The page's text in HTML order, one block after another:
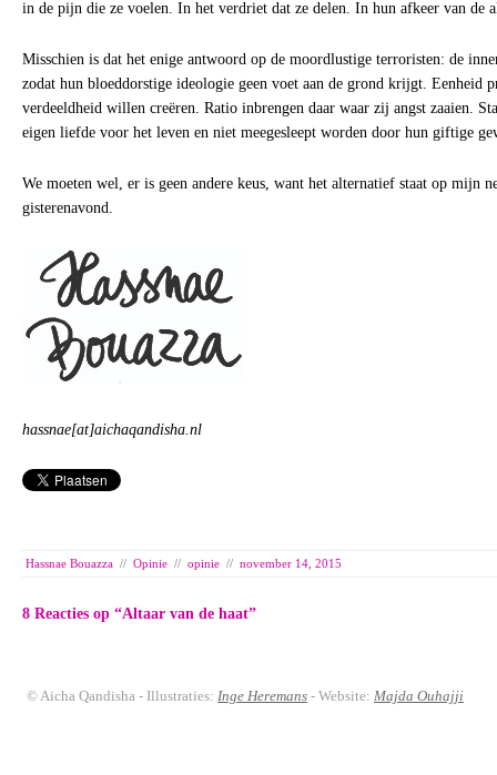
in de pijn die ze voelen. In het verdriet dat ze delen. In hun afkeer van de
Misschien is dat het enige antwoord op de moordlustige terroristen: de
zodat hun bloeddorstige ideologie geen voet aan de grond krijgt. Eenheid
verdeeldheid willen creëren. Ratio inbrengen daar waar zij angst zaaien.
eigen liefde voor het leven en niet meegesleept worden door hun giftige
We moeten wel, er is geen andere keus, want het alternatief staat op mijn
gisterenavond.
hassnae[at]aichaqandisha.nl
Hassnae Bouazza // Opinie // opinie // november 14, 2015
8 Reacties op “Altaar van de haat”
© Aicha Qandisha - Illustraties: Inge Heremans - Website: Majda Ouhajji